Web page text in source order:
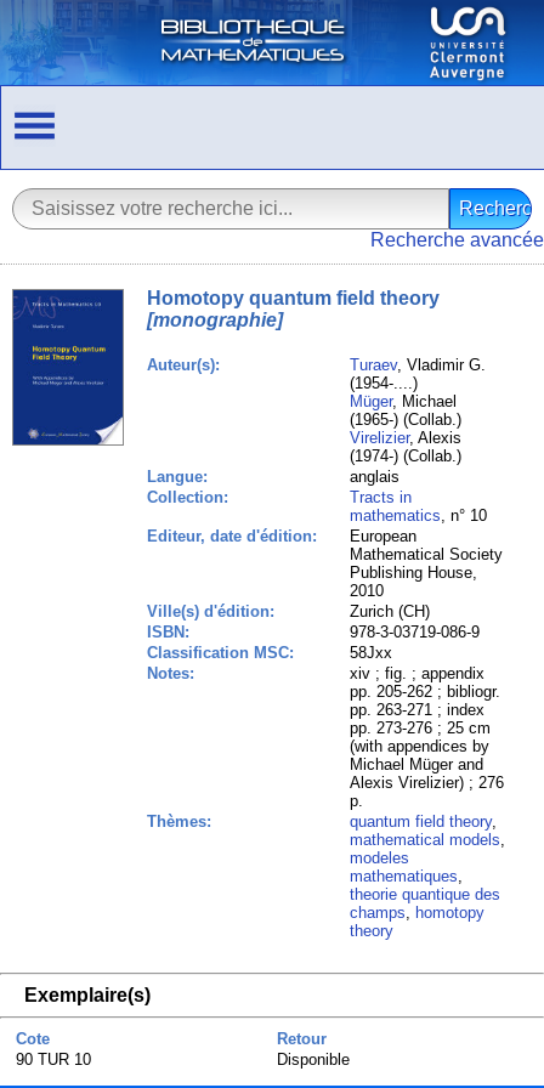
Recherche avancée
Homotopy quantum field theory
[monographie]
Auteur(s): Turaev, Vladimir G.
(1954-....)
Müger, Michael
(1965-) (Collab.)
Virelizier, Alexis
(1974-) (Collab.)
Langue:
anglais
Collection:
Tracts in
mathematics, n° 10
Editeur, date d'édition:
European
Mathematical Society
Publishing House,
2010
Ville(s) d'édition:
Zurich (CH)
ISBN:
978-3-03719-086-9
Classification MSC:
58Jxx
Notes:
xiv ; fig. ; appendix
pp. 205-262 ; bibliogr.
pp. 263-271 ; index
pp. 273-276 ; 25 cm
(with appendices by
Michael Müger and
Alexis Virelizier) ; 276
p.
Thèmes:
quantum field theory,
mathematical models,
modeles
mathematiques,
theorie quantique des
champs, homotopy
theory
Exemplaire(s)
Cote
Retour
90 TUR 10
Disponible